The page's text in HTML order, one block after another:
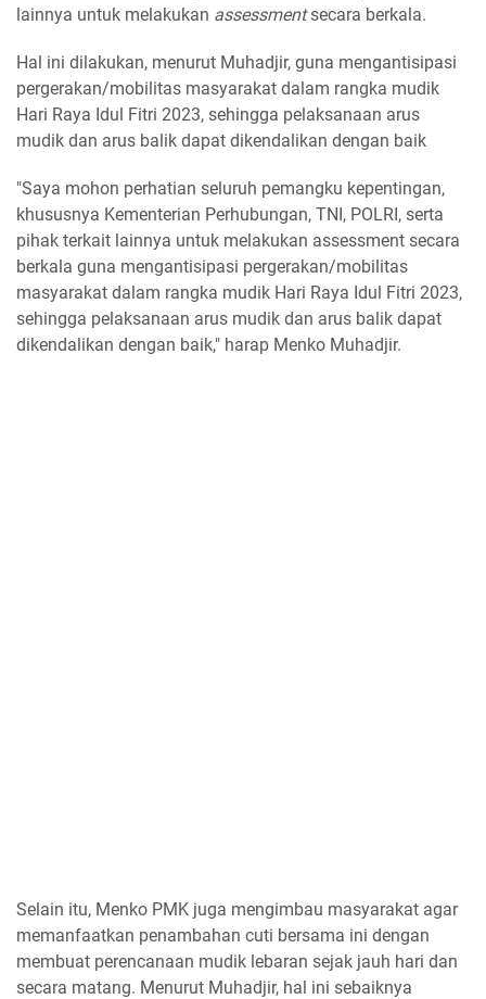
lainnya untuk melakukan assessmentsecara berkala.
Hal ini dilakukan, menurut Muhadjir, guna mengantisipasi
pergerakan/mobilitas masyarakat dalam rangka mudik
Hari Raya Idul Fitri 2023, sehingga pelaksanaan arus
mudik dan arus balik dapat dikendalikan dengan baik
"Saya mohon perhatian seluruh pemangku kepentingan,
khususnya Kementerian Perhubungan, TNI, POLRI, serta
pihak terkait lainnya untuk melakukan assessment secara
berkala guna mengantisipasi pergerakan/mobilitas
masyarakat dalam rangka mudik Hari Raya Idul Fitri 2023,
sehingga pelaksanaan arus mudik dan arus balik dapat
dikendalikan dengan baik," harap Menko Muhadjir.
Selain itu, Menko PMK juga mengimbau masyarakat agar
memanfaatkan penambahan cuti bersama ini dengan
membuat perencanaan mudik lebaran sejak jauh hari dan
secara matang. Menurut Muhadjir, hal ini sebaiknya